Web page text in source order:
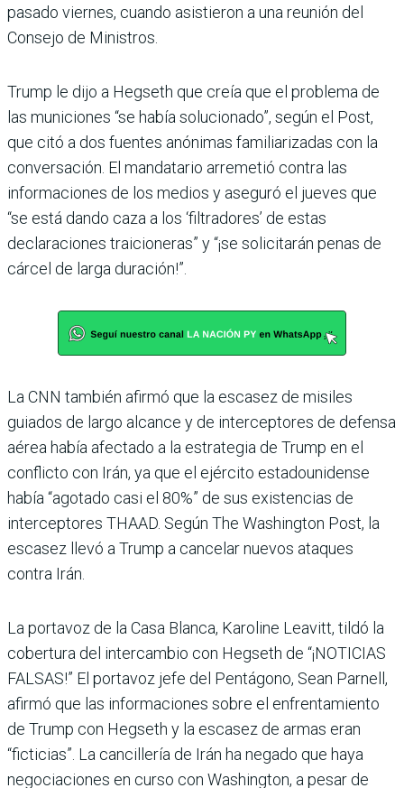
pasado viernes, cuando asistieron a una reunión del
Consejo de Ministros.
Trump le dijo a Hegseth que creía que el problema de
las municiones “se había solucionado”, según el Post,
que citó a dos fuentes anónimas familiarizadas con la
conversación. El mandatario arremetió contra las
informaciones de los medios y aseguró el jueves que
“se está dando caza a los ‘filtradores’ de estas
declaraciones traicioneras” y “¡se solicitarán penas de
cárcel de larga duración!”.
La CNN también afirmó que la escasez de misiles
guiados de largo alcance y de interceptores de defensa
aérea había afectado a la estrategia de Trump en el
conflicto con Irán, ya que el ejército estadounidense
había “agotado casi el 80%” de sus existencias de
interceptores THAAD. Según The Washington Post, la
escasez llevó a Trump a cancelar nuevos ataques
contra Irán.
La portavoz de la Casa Blanca, Karoline Leavitt, tildó la
cobertura del intercambio con Hegseth de “¡NOTICIAS
FALSAS!” El portavoz jefe del Pentágono, Sean Parnell,
afirmó que las informaciones sobre el enfrentamiento
de Trump con Hegseth y la escasez de armas eran
“ficticias”. La cancillería de Irán ha negado que haya
negociaciones en curso con Washington, a pesar de